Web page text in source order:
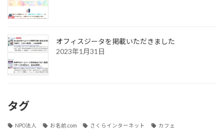
オフィスジータを掲載いただきました
2023年1月31日
タグ
NPO法人 お名前.com さくらインターネット カフェ